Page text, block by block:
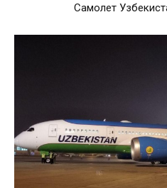
Самолет